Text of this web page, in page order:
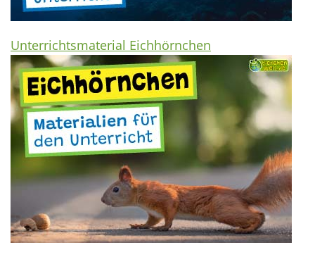
Unterrichtsmaterial Eichhörnchen